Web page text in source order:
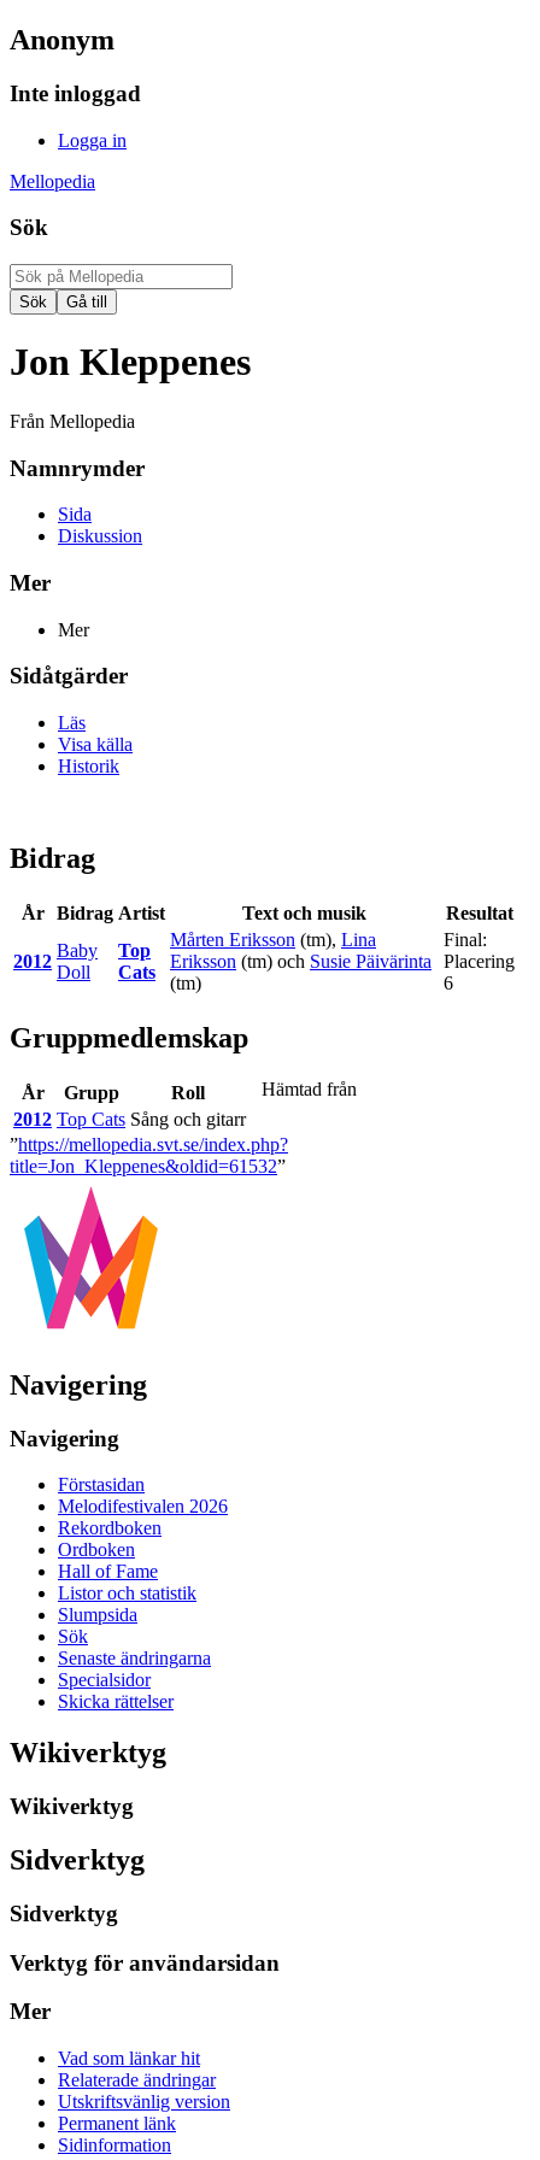
Anonym
Inte inloggad
Logga in
Mellopedia
Sök
Jon Kleppenes
Från Mellopedia
Namnrymder
Sida
Diskussion
Mer
Mer
Sidåtgärder
Läs
Visa källa
Historik
Bidrag
År Bidrag Artist Text och musik Resultat
2012
Baby
Doll
Top
Cats
Mårten Eriksson (tm), Lina
Eriksson (tm) och Susie Päivärinta
(tm)
Final:
Placering
6
Gruppmedlemskap
År Grupp
Roll
2012 Top Cats Sång och gitarr
Hämtad från
”https://mellopedia.svt.se/index.php?
title=Jon_Kleppenes&oldid=61532”
Navigering
Navigering
Förstasidan
Melodifestivalen 2026
Rekordboken
Ordboken
Hall of Fame
Listor och statistik
Slumpsida
Sök
Senaste ändringarna
Specialsidor
Skicka rättelser
Wikiverktyg
Wikiverktyg
Sidverktyg
Sidverktyg
Verktyg för användarsidan
Mer
Vad som länkar hit
Relaterade ändringar
Utskriftsvänlig version
Permanent länk
Sidinformation